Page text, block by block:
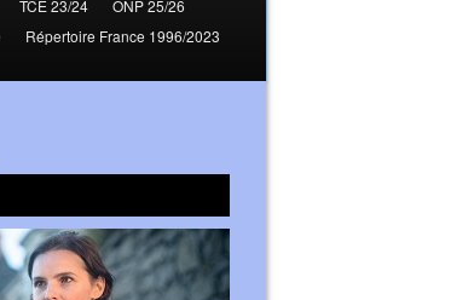
TCE 23/24
ONP 25/26
Répertoire France 1996/2023